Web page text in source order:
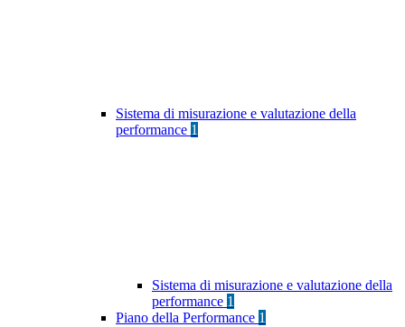
Sistema di misurazione e valutazione della
performance 1
Sistema di misurazione e valutazione della
performance 1
Piano della Performance 1